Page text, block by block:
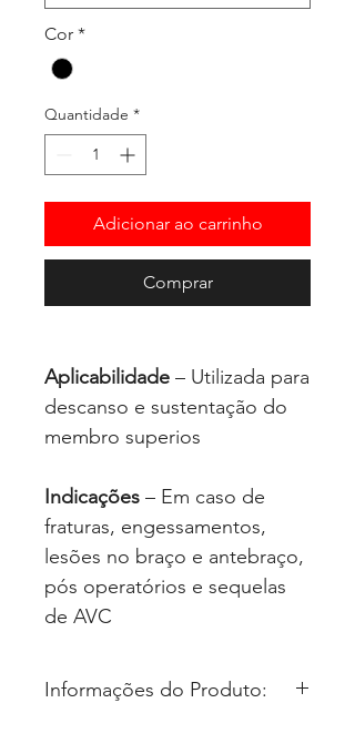
Cor *
Quantidade *
Adicionar ao carrinho
Comprar
Aplicabilidade – Utilizada para
descanso e sustentação do
membro superios
Indicações – Em caso de
fraturas, engessamentos,
lesões no braço e antebraço,
pós operatórios e sequelas
de AVC
Informações do Produto: